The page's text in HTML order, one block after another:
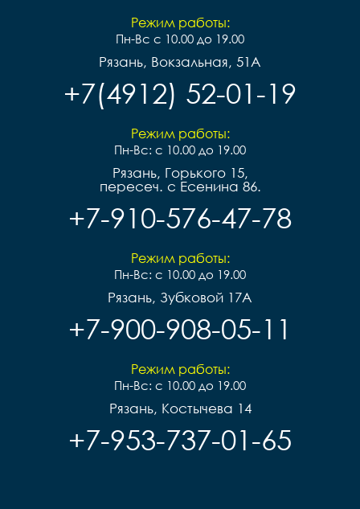
Режим работы:
Пн-Вс с 10.00 до 19.00
Рязань, Вокзальная, 51А
+7(4912) 52-01-19
Режим работы:
Пн-Вс: с 10.00 до 19.00
Рязань, Горького 15,
пересеч. с Есенина 86.
+7-910-576-47-78
Режим работы:
Пн-Вс: с 10.00 до 19.00
Рязань, Зубковой 17А
+7-900-908-05-11
Режим работы:
Пн-Вс: с 10.00 до 19.00
Рязань, Костычева 14
+7-953-737-01-65